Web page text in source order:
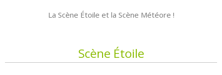
La Scène Étoile et la Scène Météore !
Scène Étoile